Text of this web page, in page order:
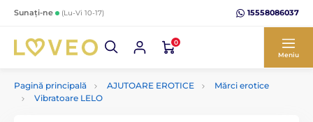
Sunați-ne (Lu-Vi 10-17) 15558086037
0
Meniu
Pagină principală AJUTOARE EROTICE
Mărci erotice
Vibratoare LELO